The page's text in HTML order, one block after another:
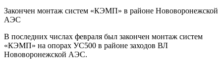
Закончен монтаж систем «КЭМП» в районе Нововоронежской
АЭС
В последних числах февраля был закончен монтаж систем
«КЭМП» на опорах УС500 в районе заходов ВЛ
Нововоронежской АЭС.